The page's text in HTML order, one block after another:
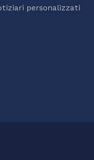
personalizzati